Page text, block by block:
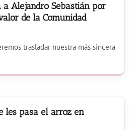
a Alejandro Sebastián por
de la Comunidad
trasladar nuestra más sincera
les pasa el arroz en